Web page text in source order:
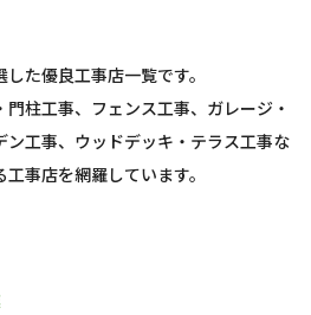
た優良工事店一覧です。
柱工事、フェンス工事、ガレージ・
ン工事、ウッドデッキ・テラス工事な
事店を網羅しています。